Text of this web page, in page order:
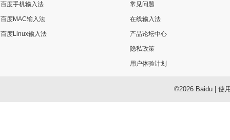
百度手机输入法
百度MAC输入法
百度Linux输入法
常见问题
在线输入法
产品论坛中心
隐私政策
用户体验计划
©2026 Baidu| 使